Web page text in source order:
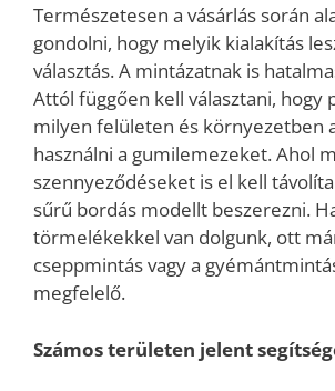
Természetesen a vásárlás során
gondolni, hogy melyik kialakítás
választás. A mintázatnak is
Attól függően kell választani, hogy
milyen felületen és környezetben
használni a gumilemezeket. Ahol
szennyeződéseket is el kell
sűrű bordás modellt beszerezni.
törmelékekkel van dolgunk, ott
cseppmintás vagy a
megfelelő.
Számos területen jelent